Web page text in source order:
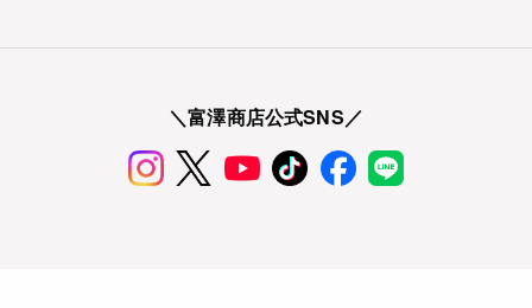
＼富澤商店公式SNS／